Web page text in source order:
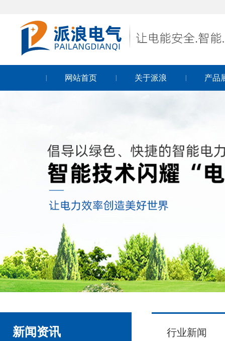
网站首页 关于派浪 产品
新闻资讯 行业新闻